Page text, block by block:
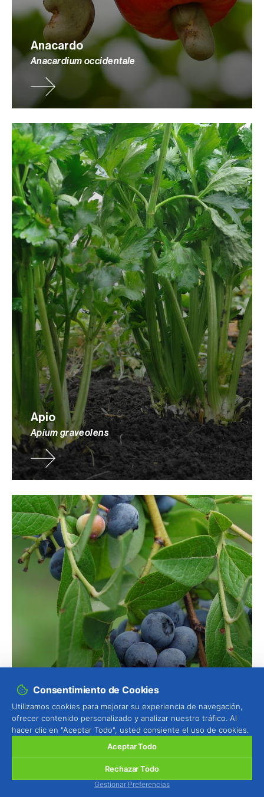
Anacardo
Anacardium occidentale
Apio
Apium graveolens
Consentimiento de Cookies
Utilizamos cookies para mejorar su experiencia de navegación,
ofrecer contenido personalizado y analizar nuestro tráfico. Al
hacer clic en "Aceptar Todo", usted consiente el uso de cookies.
Gestionar Preferencias
Rechazar Todo
Aceptar Todo